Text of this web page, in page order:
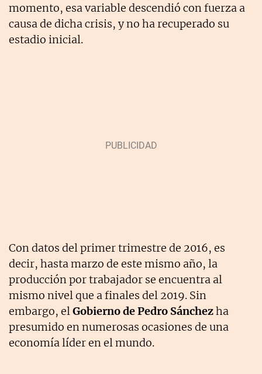
momento, esa variable descendió con fuerza a
causa de dicha crisis, y no ha recuperado su
estadio inicial.
Con datos del primer trimestre de 2016, es
decir, hasta marzo de este mismo año, la
producción por trabajador se encuentra al
mismo nivel que a finales del 2019. Sin
embargo, elGobierno de Pedro Sánchezha
presumido en numerosas ocasiones de una
economía líder en el mundo.